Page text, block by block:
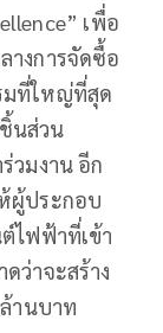
เพื่อ
างการจัดซื้อ
มที่ใหญ่ที่สุด
นส่วน
วมงาน อีก
ผู้ประกอบ
ไฟฟ้าที่เข้า
ว่าจะสร้าง
านบาท